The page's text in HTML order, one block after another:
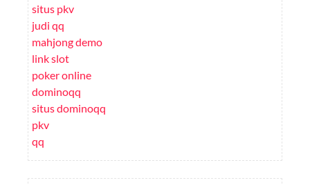
situs pkv
judi qq
mahjong demo
link slot
poker online
dominoqq
situs dominoqq
pkv
qq